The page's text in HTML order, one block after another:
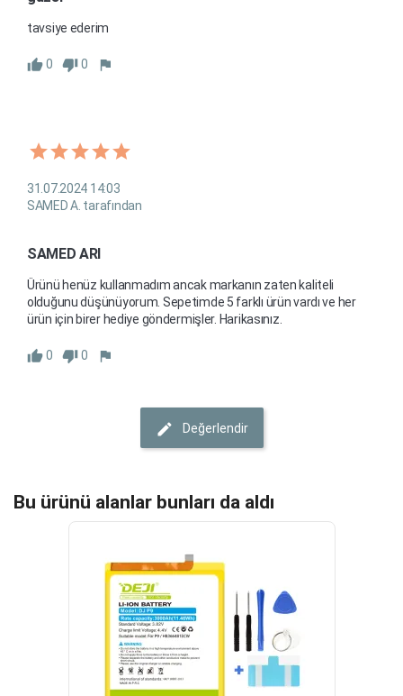
tavsiye ederim
0 0
31.07.2024 14:03
SAMED A. tarafından
SAMED ARI
Ürünü henüz kullanmadım ancak markanın zaten kaliteli
olduğunu düşünüyorum. Sepetimde 5 farklı ürün vardı ve her
ürün için birer hediye göndermişler. Harikasınız.
0 0
Değerlendir
Bu ürünü alanlar bunları da aldı